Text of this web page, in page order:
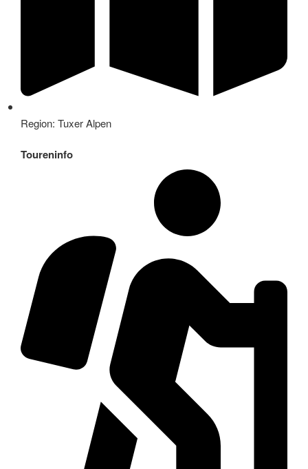
Region: Tuxer Alpen
Toureninfo